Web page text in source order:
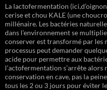
La lactofermentation
cerise et chou KALE (une
millénaire. Les bactéries
dans l’environnement se
conserver est transformé par les
processus peut demander
acide pour permettre aux
l’actofermentation s’arrête
conservation en cave, pas la
tous les 2 ou 3 jours pour éviter